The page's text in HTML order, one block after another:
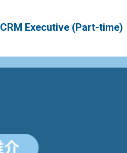
Exchang
101
CRM Executive (Part-time)